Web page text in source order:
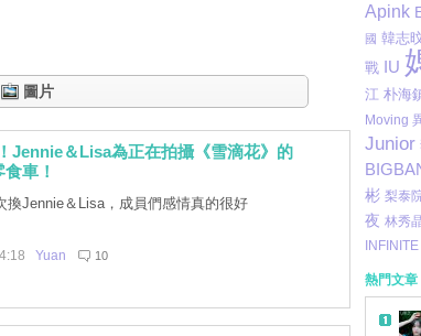
圖片
Jennie＆Lisa為正在拍攝《雪滴花》的
車！
Jennie＆Lisa，成員們感情真的很好
Yuan 10
Apink
國 韓志
戰 IU
江 朴海
Moving
Junior
彬 梨泰
夜 林秀
INFINITE
熱門文章